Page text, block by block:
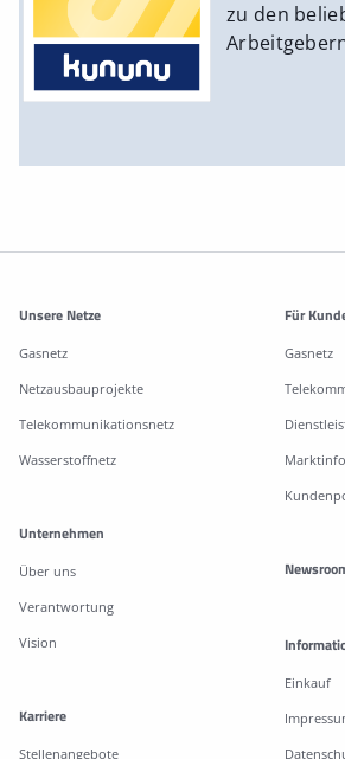
zu den
Weitere Informationen
Unsere Netze
Gasnetz
Netzausbauprojekte
Telekommunikationsnetz
Wasserstoffnetz
Für
Gasnetz
Unternehmen
Über uns
Verantwortung
Vision
Karriere
Stellenangebote
Einkauf